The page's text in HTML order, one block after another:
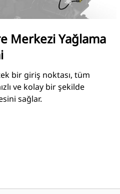
Merkezi Yağlama
bir giriş noktası, tüm
ve kolay bir şekilde
sağlar.